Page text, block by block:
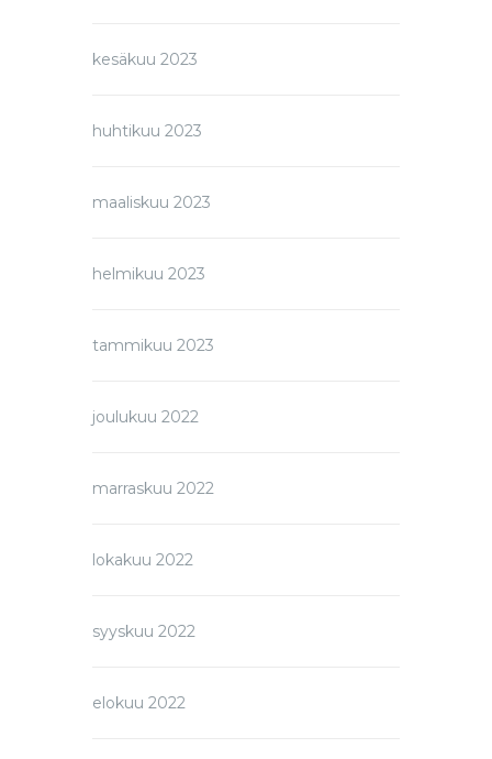
kesäkuu 2023
huhtikuu 2023
maaliskuu 2023
helmikuu 2023
tammikuu 2023
joulukuu 2022
marraskuu 2022
lokakuu 2022
syyskuu 2022
elokuu 2022